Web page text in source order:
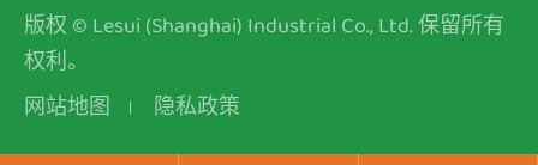
版权 © Lesui (Shanghai) Industrial Co., Ltd.保留所有
权利。
网站地图
隐私政策